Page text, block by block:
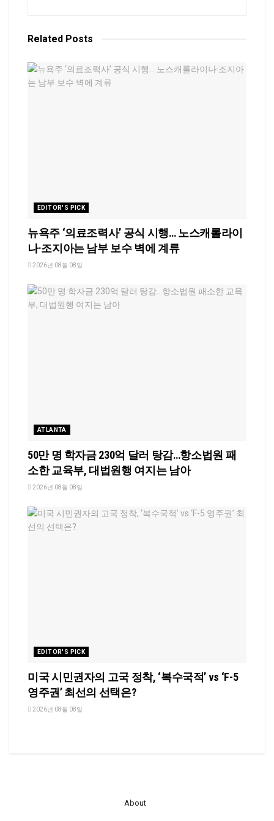
Related Posts
EDITOR'S PICK
뉴욕주 ‘의료조력사’ 공식 시행… 노스캐롤라이
나·조지아는 남부 보수 벽에 계류
2026년 08월 08일
ATLANTA
50만 명 학자금 230억 달러 탕감…항소법원 패
소한 교육부, 대법원행 여지는 남아
2026년 08월 08일
EDITOR'S PICK
미국 시민권자의 고국 정착, ‘복수국적’ vs ‘F-5
영주권’ 최선의 선택은?
2026년 08월 08일
About